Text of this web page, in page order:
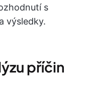
s
výsledky.
příčin